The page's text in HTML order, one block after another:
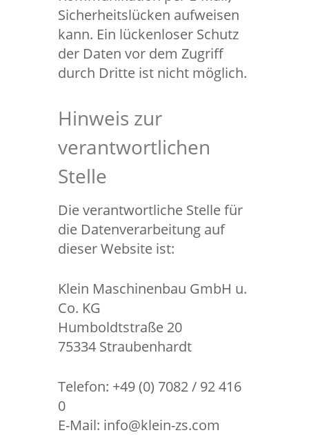
Sicherheitslücken aufweisen
kann. Ein lückenloser Schutz
der Daten vor dem Zugriff
durch Dritte ist nicht möglich.
Hinweis zur
verantwortlichen
Stelle
Die verantwortliche Stelle für
die Datenverarbeitung auf
dieser Website ist:
Klein Maschinenbau GmbH u.
Co. KG
Humboldtstraße 20
75334 Straubenhardt
Telefon: +49 (0) 7082 / 92 416
0
E-Mail: info@klein-zs.com